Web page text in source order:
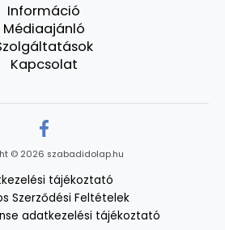
Információ
Médiaajánló
Kapcsolat
© 2026 szabadidolap.hu
tájékoztató
Szerződési Feltételek
adatkezelési tájékoztató